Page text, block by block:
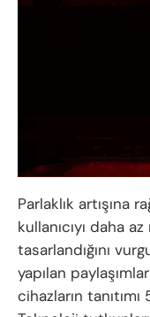
Parlaklık artışına
kullanıcıyı daha
tasarlandığını
yapılan
cihazların